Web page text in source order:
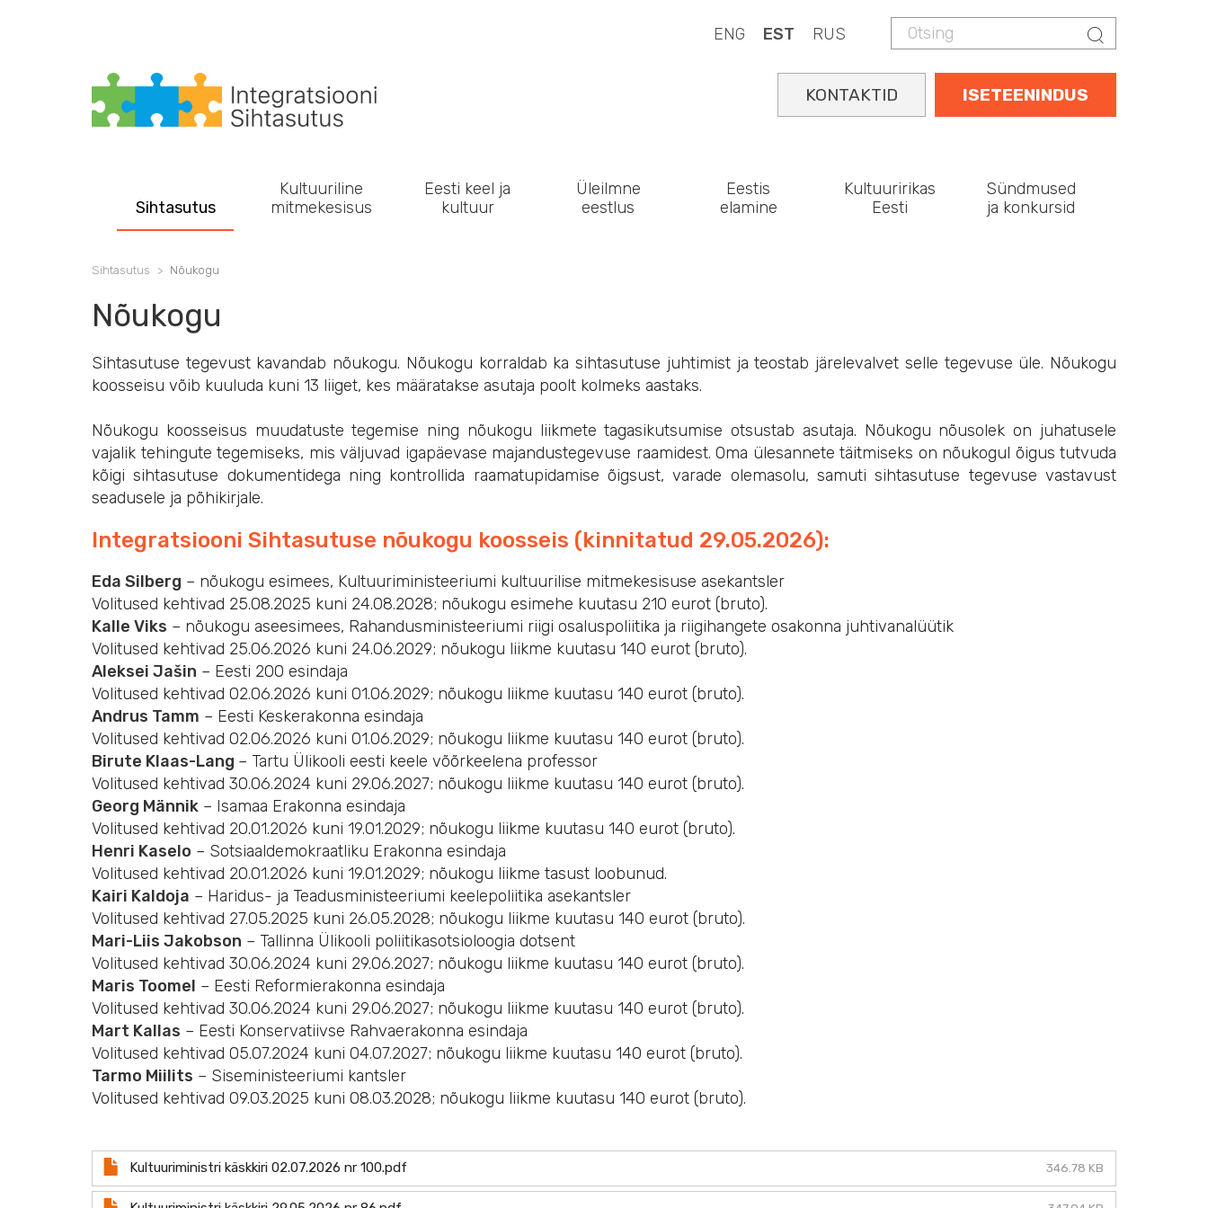
Otsing Otsing
ENG EST RUS
ISETEENINDUS
KONTAKTID
Main navigation
Sihtasutus
Kultuuriline
mitmekesisus
Eesti keel ja
kultuur
Üleilmne
eestlus
Eestis
elamine
Kultuuririkas
Eesti
Sündmused
ja konkursid
Sihtasutus Nõukogu
Nõukogu
Sihtasutuse tegevust kavandab nõukogu. Nõukogu korraldab ka sihtasutuse juhtimist ja teostab järelevalvet selle tegevuse üle. Nõukogu
koosseisu võib kuuluda kuni 13 liiget, kes määratakse asutaja poolt kolmeks aastaks.
Nõukogu koosseisus muudatuste tegemise ning nõukogu liikmete tagasikutsumise otsustab asutaja. Nõukogu nõusolek on juhatusele
vajalik tehingute tegemiseks, mis väljuvad igapäevase majandustegevuse raamidest. Oma ülesannete täitmiseks on nõukogul õigus tutvuda
kõigi sihtasutuse dokumentidega ning kontrollida raamatupidamise õigsust, varade olemasolu, samuti sihtasutuse tegevuse vastavust
seadusele ja põhikirjale.
Integratsiooni Sihtasutuse nõukogu koosseis (kinnitatud 29.05.2026):
Eda Silberg – nõukogu esimees, Kultuuriministeeriumi kultuurilise mitmekesisuse asekantsler
Volitused kehtivad 25.08.2025 kuni 24.08.2028; nõukogu esimehe kuutasu 210 eurot (bruto).
Kalle Viks – nõukogu aseesimees, Rahandusministeeriumi riigi osaluspoliitika ja riigihangete osakonna juhtivanalüütik
Volitused kehtivad 25.06.2026 kuni 24.06.2029; nõukogu liikme kuutasu 140 eurot (bruto).
Aleksei Jašin – Eesti 200 esindaja
Volitused kehtivad 02.06.2026 kuni 01.06.2029; nõukogu liikme kuutasu 140 eurot (bruto).
Andrus Tamm – Eesti Keskerakonna esindaja
Volitused kehtivad 02.06.2026 kuni 01.06.2029; nõukogu liikme kuutasu 140 eurot (bruto).
Birute Klaas-Lang – Tartu Ülikooli eesti keele võõrkeelena professor
Volitused kehtivad 30.06.2024 kuni 29.06.2027; nõukogu liikme kuutasu 140 eurot (bruto).
Georg Männik – Isamaa Erakonna esindaja
Volitused kehtivad 20.01.2026 kuni 19.01.2029; nõukogu liikme kuutasu 140 eurot (bruto).
Henri Kaselo – Sotsiaaldemokraatliku Erakonna esindaja
Volitused kehtivad 20.01.2026 kuni 19.01.2029; nõukogu liikme tasust loobunud.
Kairi Kaldoja – Haridus- ja Teadusministeeriumi keelepoliitika asekantsler
Volitused kehtivad 27.05.2025 kuni 26.05.2028; nõukogu liikme kuutasu 140 eurot (bruto).
Mari-Liis Jakobson – Tallinna Ülikooli poliitikasotsioloogia dotsent
Volitused kehtivad 30.06.2024 kuni 29.06.2027; nõukogu liikme kuutasu 140 eurot (bruto).
Maris Toomel – Eesti Reformierakonna esindaja
Volitused kehtivad 30.06.2024 kuni 29.06.2027; nõukogu liikme kuutasu 140 eurot (bruto).
Mart Kallas – Eesti Konservatiivse Rahvaerakonna esindaja
Volitused kehtivad 05.07.2024 kuni 04.07.2027; nõukogu liikme kuutasu 140 eurot (bruto).
Tarmo Miilits – Siseministeeriumi kantsler
Volitused kehtivad 09.03.2025 kuni 08.03.2028; nõukogu liikme kuutasu 140 eurot (bruto).
Document
Kultuuriministri käskkiri 02.07.2026 nr 100.pdf 346.78 KB
Document